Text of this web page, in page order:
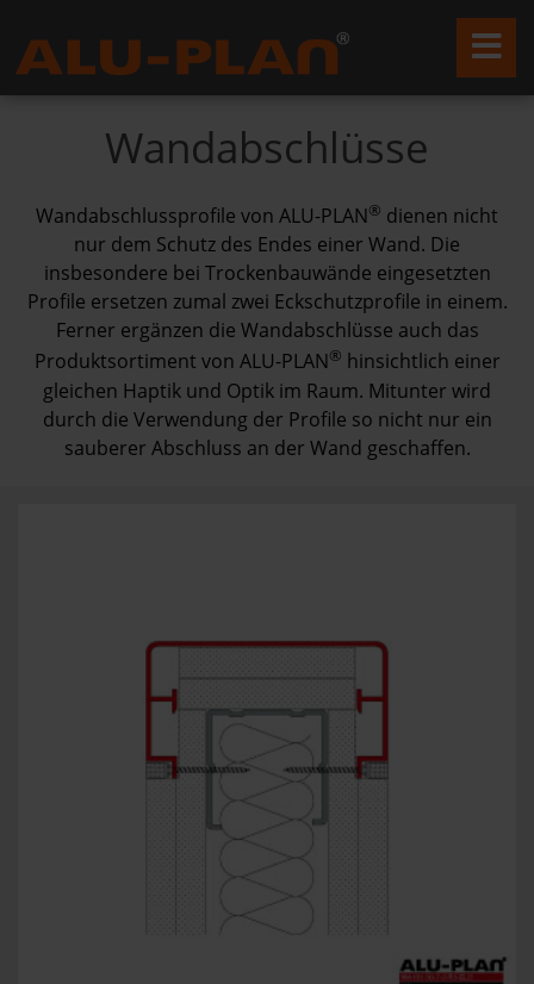
Wandabschlüsse
Wandabschlussprofile von ALU-PLAN® dienen nicht
nur dem Schutz des Endes einer Wand. Die
insbesondere bei Trockenbau­wände eingesetzten
Profile ersetzen zumal zwei Eckschutz­profile in einem.
Ferner ergänzen die Wand­abschlüsse auch das
Produkt­sortiment von ALU-PLAN® hinsichtlich einer
gleichen Haptik und Optik im Raum. Mitunter wird
durch die Ver­wendung der Profile so nicht nur ein
sauberer Ab­schluss an der Wand geschaffen.